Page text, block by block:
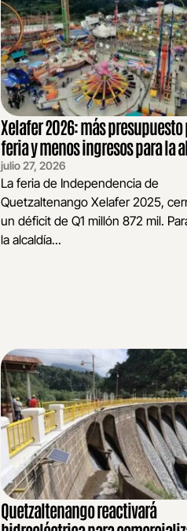
Xelafer 2026: más presupuesto
feria y menos ingresos para la
julio 27, 2026
La feria de Independencia de
Quetzaltenango Xelafer 2025,
un déficit de Q1 millón 872 mil.
la alcaldía...
Quetzaltenango reactivará